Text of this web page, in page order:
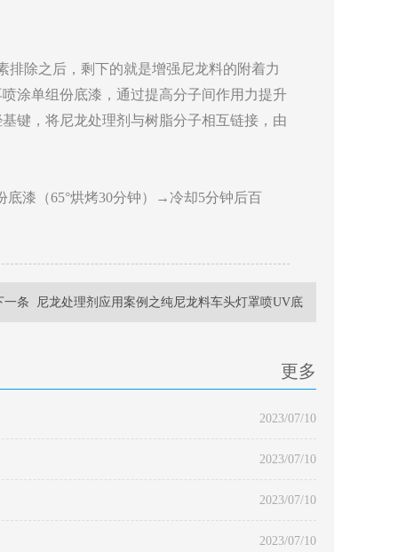
除之后，剩下的就是增强尼龙料的附着力
涂单组份底漆，通过提高分子间作用力提升
键，将尼龙处理剂与树脂分子相互链接，由
底漆（65°烘烤30分钟）→冷却5分钟后百
一条 尼龙处理剂应用案例之纯尼龙料车头灯罩喷UV底
更多
2023/07/10
2023/07/10
2023/07/10
2023/07/10